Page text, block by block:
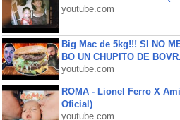
youtube.com
Big Mac de 5kg!!! SI NO
BO UN CHUPITO DE
youtube.com
ROMA - Lionel Ferro X
Oficial)
youtube.com